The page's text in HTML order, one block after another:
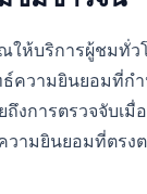
ให้บริการผู้ชมทั่ว
ความยินยอมที่กำ
งการตรวจจับเมื่
วามยินยอมที่ตรง